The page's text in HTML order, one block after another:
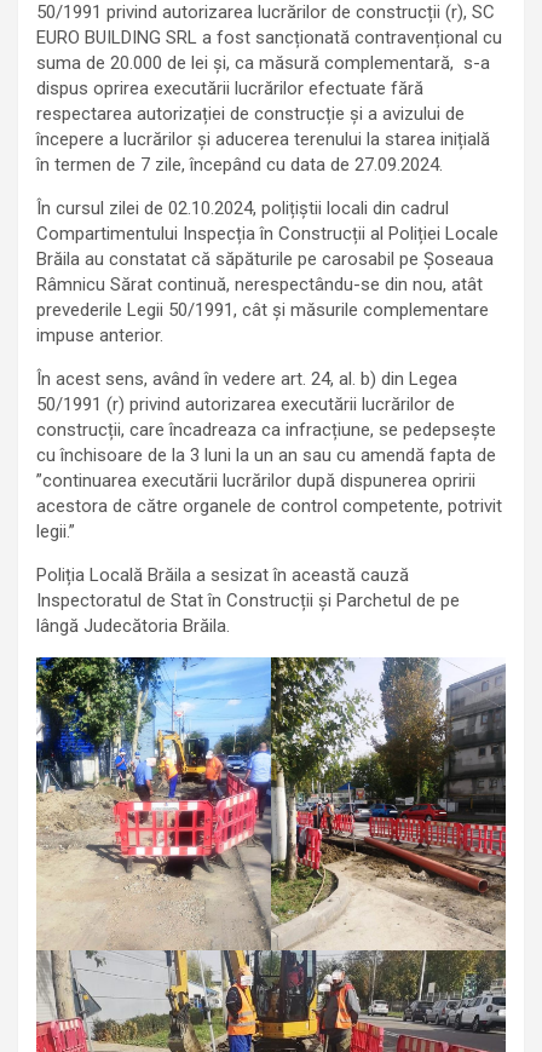
50/1991 privind autorizarea lucrărilor de construcții (r), SC
EURO BUILDING SRL a fost sancționată contravențional cu
suma de 20.000 de lei și, ca măsură complementară, s-a
dispus oprirea executării lucrărilor efectuate fără
respectarea autorizației de construcție și a avizului de
începere a lucrărilor și aducerea terenului la starea inițială
în termen de 7 zile, începând cu data de 27.09.2024.
În cursul zilei de 02.10.2024, polițiștii locali din cadrul
Compartimentului Inspecția în Construcții al Poliției Locale
Brăila au constatat că săpăturile pe carosabil pe Șoseaua
Râmnicu Sărat continuă, nerespectându-se din nou, atât
prevederile Legii 50/1991, cât și măsurile complementare
impuse anterior.
În acest sens, având în vedere art. 24, al. b) din Legea
50/1991 (r) privind autorizarea executării lucrărilor de
construcții, care încadreaza ca infracțiune, se pedepsește
cu închisoare de la 3 luni la un an sau cu amendă fapta de
”continuarea executării lucrărilor după dispunerea opririi
acestora de către organele de control competente, potrivit
legii.”
Poliția Locală Brăila a sesizat în această cauză
Inspectoratul de Stat în Construcții și Parchetul de pe
lângă Judecătoria Brăila.